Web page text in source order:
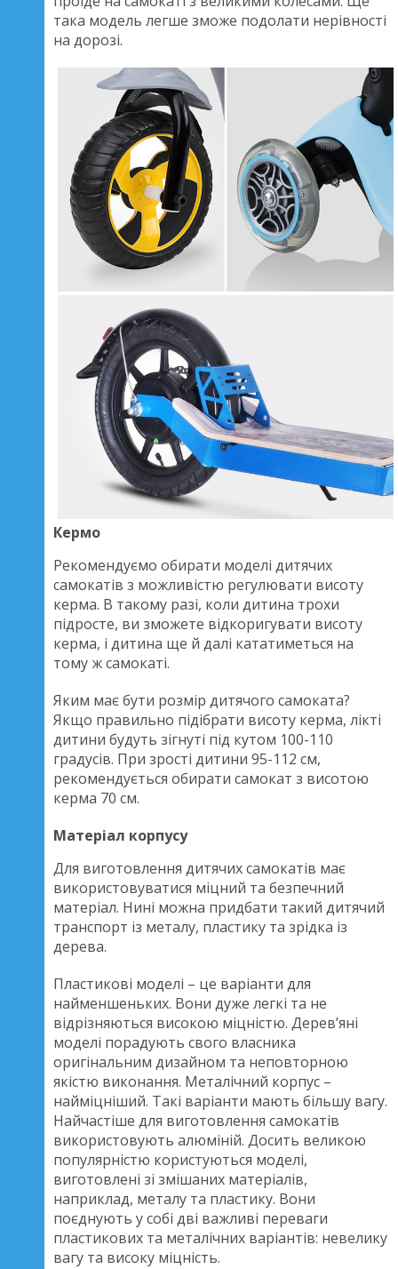
така модель легше зможе подолати нерівності
на дорозі.
Кермо
Рекомендуємо обирати моделі дитячих
самокатів з можливістю регулювати висоту
керма. В такому разі, коли дитина трохи
підросте, ви зможете відкоригувати висоту
керма, і дитина ще й далі кататиметься на
тому ж самокаті.
Яким має бути розмір дитячого самоката?
Якщо правильно підібрати висоту керма, лікті
дитини будуть зігнуті під кутом 100-110
градусів. При зрості дитини 95-112 см,
рекомендується обирати самокат з висотою
керма 70 см.
Матеріал корпусу
Для виготовлення дитячих самокатів має
використовуватися міцний та безпечний
матеріал. Нині можна придбати такий дитячий
транспорт із металу, пластику та зрідка із
дерева.
Пластикові моделі – це варіанти для
найменшеньких. Вони дуже легкі та не
відрізняються високою міцністю. Дерев’яні
моделі порадують свого власника
оригінальним дизайном та неповторною
якістю виконання. Металічний корпус –
найміцніший. Такі варіанти мають більшу вагу.
Найчастіше для виготовлення самокатів
використовують алюміній. Досить великою
популярністю користуються моделі,
виготовлені зі змішаних матеріалів,
наприклад, металу та пластику. Вони
поєднують у собі дві важливі переваги
пластикових та металічних варіантів: невелику
вагу та високу міцність.